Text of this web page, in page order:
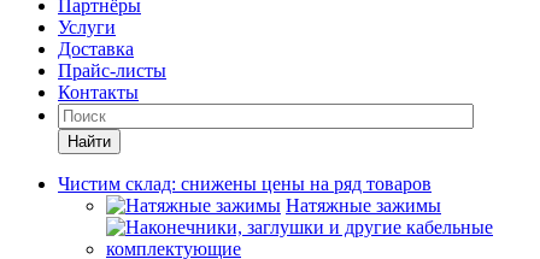
Партнёры
Услуги
Доставка
Прайс-листы
Контакты
Найти
Чистим склад: снижены цены на ряд товаров
Натяжные зажимы